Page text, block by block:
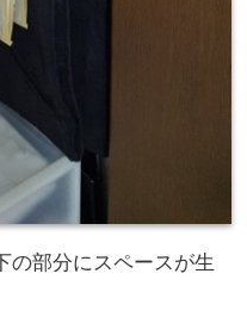
の部分にスペースが生